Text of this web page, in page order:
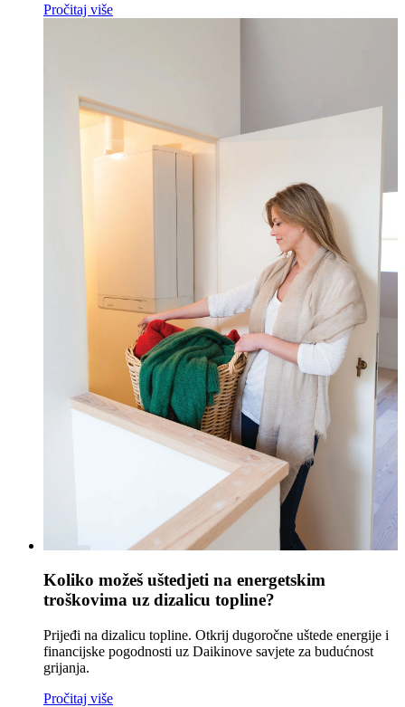
Pročitaj više
Koliko možeš uštedjeti na energetskim
troškovima uz dizalicu topline?
Prijeđi na dizalicu topline. Otkrij dugoročne uštede energije i
financijske pogodnosti uz Daikinove savjete za budućnost
grijanja.
Pročitaj više